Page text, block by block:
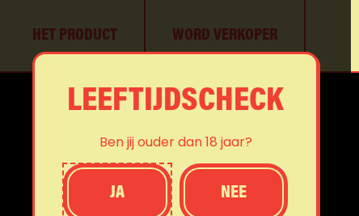
HET PRODUCT WORD VERKOPER
LEEFTIJDSCHECK
Ben jij ouder dan 18 jaar?
JA NEE